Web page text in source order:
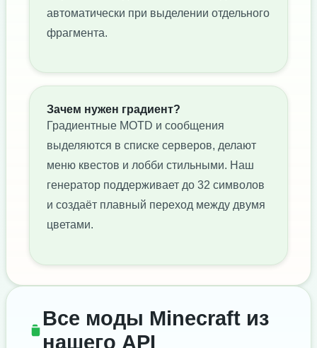
автоматически при выделении отдельного
фрагмента.
Зачем нужен градиент?
Градиентные MOTD и сообщения
выделяются в списке серверов, делают
меню квестов и лобби стильными. Наш
генератор поддерживает до 32 символов
и создаёт плавный переход между двумя
цветами.
Все моды Minecraft из
нашего API